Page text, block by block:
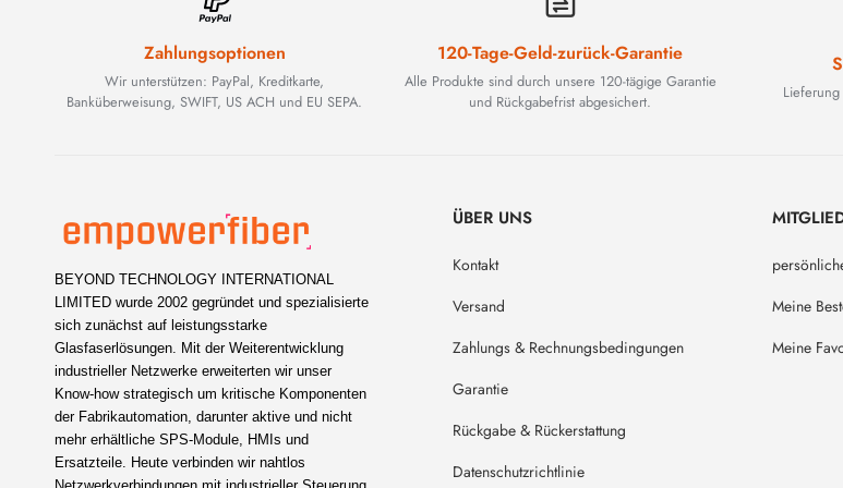
Zahlungsoptionen
Wir unterstützen: PayPal, Kreditkarte,
Banküberweisung, SWIFT, US ACH und EU SEPA.
120-Tage-Geld-zurück-Garantie
Alle Produkte sind durch unsere 120-tägige Garantie
und Rückgabefrist abgesichert.
BEYOND TECHNOLOGY INTERNATIONAL
LIMITED wurde 2002 gegründet und spezialisierte
sich zunächst auf leistungsstarke
Glasfaserlösungen. Mit der Weiterentwicklung
industrieller Netzwerke erweiterten wir unser
Know-how strategisch um kritische Komponenten
der Fabrikautomation, darunter aktive und nicht
mehr erhältliche SPS-Module, HMIs und
Ersatzteile. Heute verbinden wir nahtlos
ÜBER UNS
Kontakt
Versand
Zahlungs & Rechnungsbedingungen
Garantie
Rückgabe & Rückerstattung
Datenschutzrichtlinie
Meine
Meine